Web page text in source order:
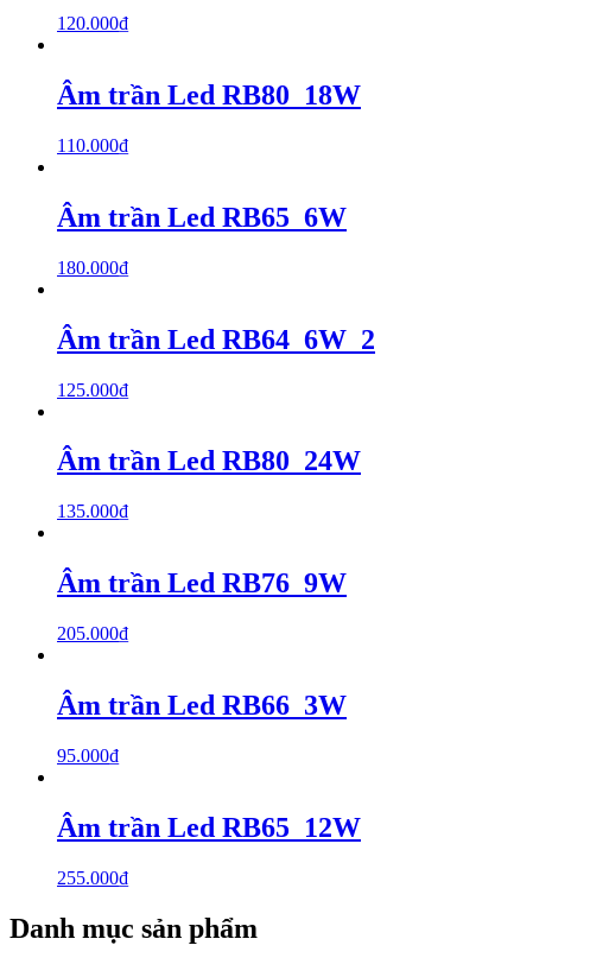
120.000₫
Âm trần Led RB80_18W
110.000₫
Âm trần Led RB65_6W
180.000₫
Âm trần Led RB64_6W_2
125.000₫
Âm trần Led RB80_24W
135.000₫
Âm trần Led RB76_9W
205.000₫
Âm trần Led RB66_3W
95.000₫
Âm trần Led RB65_12W
255.000₫
Danh mục sản phẩm